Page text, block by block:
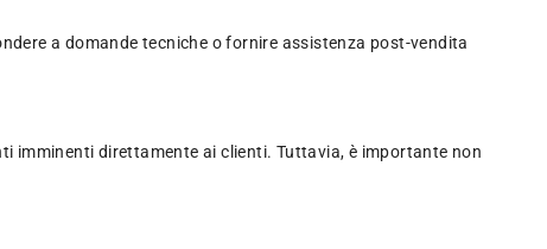
a domande tecniche o fornire assistenza post-vendita
imminenti direttamente ai clienti. Tuttavia, è importante non